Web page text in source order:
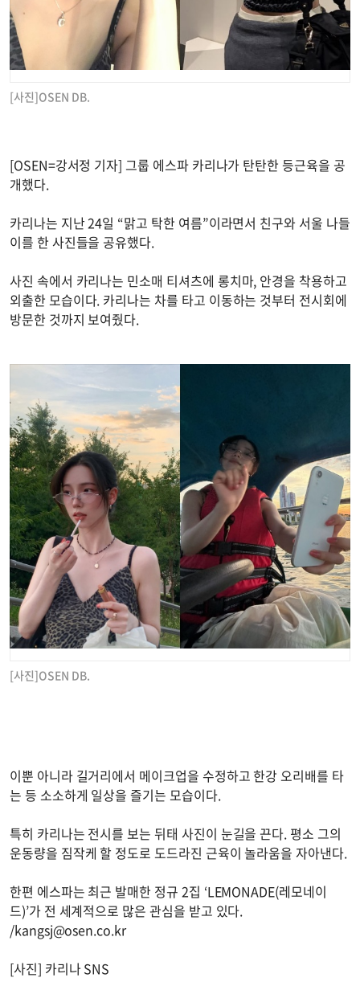
[사진]OSEN DB.
[OSEN=강서정 기자] 그룹 에스파 카리나가 탄탄한 등근육을 공
개했다.
카리나는 지난 24일 “맑고 탁한 여름”이라면서 친구와 서울 나들
이를 한 사진들을 공유했다.
사진 속에서 카리나는 민소매 티셔츠에 롱치마, 안경을 착용하고
외출한 모습이다. 카리나는 차를 타고 이동하는 것부터 전시회에
방문한 것까지 보여줬다.
[사진]OSEN DB.
이뿐 아니라 길거리에서 메이크업을 수정하고 한강 오리배를 타
는 등 소소하게 일상을 즐기는 모습이다.
특히 카리나는 전시를 보는 뒤태 사진이 눈길을 끈다. 평소 그의
운동량을 짐작케 할 정도로 도드라진 근육이 놀라움을 자아낸다.
한편 에스파는 최근 발매한 정규 2집 ‘LEMONADE(레모네이
드)’가 전 세계적으로 많은 관심을 받고 있다.
/kangsj@osen.co.kr
[사진] 카리나 SNS